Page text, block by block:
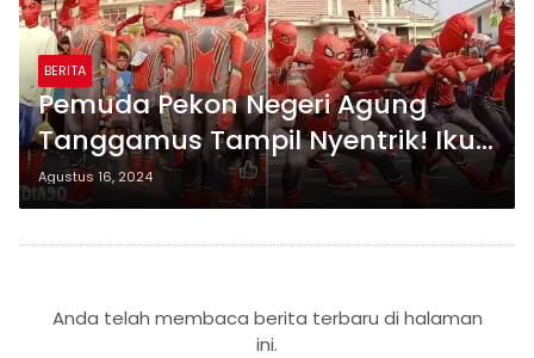
BERITA
Pemuda Pekon Negeri Agung
Tanggamus Tampil Nyentrik! Ikut
Lomba Gerak Jalan HUT ke-79 RI
dengan Kostum Spiderman
Agustus 16, 2024
Anda telah membaca berita terbaru di halaman
ini.